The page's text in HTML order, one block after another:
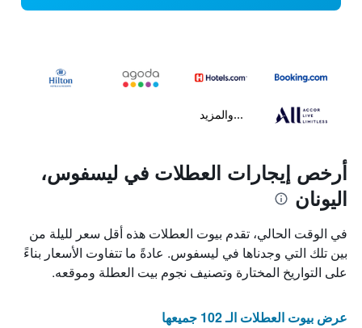
...والمزيد
أرخص إيجارات العطلات في ليسفوس،
اليونان
في الوقت الحالي، تقدم بيوت العطلات هذه أقل سعر لليلة من
بين تلك التي وجدناها في ليسفوس. عادةً ما تتفاوت الأسعار بناءً
على التواريخ المختارة وتصنيف نجوم بيت العطلة وموقعه.
عرض بيوت العطلات الـ 102 جميعها